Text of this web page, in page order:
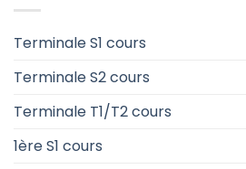
Terminale S1 cours
Terminale S2 cours
Terminale T1/T2 cours
1ère S1 cours